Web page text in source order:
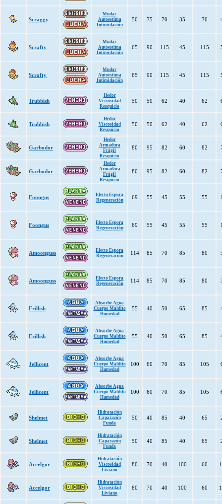
Scraggy
Mudar
Autoestima
Intimidación
50 75 70 35 70
Scrafty
Mudar
Autoestima
Intimidación
65 90 115 45 115
Scrafty
Mudar
Autoestima
Intimidación
65 90 115 45 115
Trubbish
Hedor
Viscosidad
Resquicio
50 50 62 40 62
Trubbish
Hedor
Viscosidad
Resquicio
50 50 62 40 62
Garbodor
Hedor
Armadura
Frágil
Resquicio
80 95 82 60 82
Garbodor
Hedor
Armadura
Frágil
Resquicio
80 95 82 60 82
Foongus
Efecto Espora
Regeneración
69 55 45 55 55
Foongus
Efecto Espora
Regeneración
69 55 45 55 55
Amoonguss
Efecto Espora
Regeneración
114 85 70 85 80
Amoonguss
Efecto Espora
Regeneración
114 85 70 85 80
Frillish
Absorbe Agua
Cuerpo Maldito
Humedad
55 40 50 65 85
Frillish
Absorbe Agua
Cuerpo Maldito
Humedad
55 40 50 65 85
Jellicent
Absorbe Agua
Cuerpo Maldito
Humedad
100 60 70 85 105
Jellicent
Absorbe Agua
Cuerpo Maldito
Humedad
100 60 70 85 105
Shelmet
Hidratación
Caparazón
Funda
50 40 85 40 65
Shelmet
Hidratación
Caparazón
Funda
50 40 85 40 65
Accelgor
Hidratación
Viscosidad
Liviano
80 70 40 100 60
Accelgor
Hidratación
Viscosidad
Liviano
80 70 40 100 60